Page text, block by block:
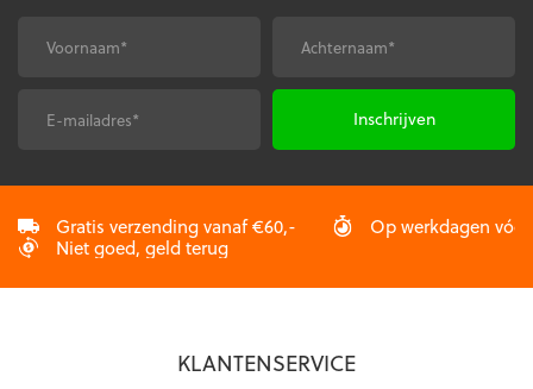
Voornaam* Achternaam*
Gratis verzending vanaf €60,-
Op werkdagen
Niet goed, geld terug
KLANTENSERVICE